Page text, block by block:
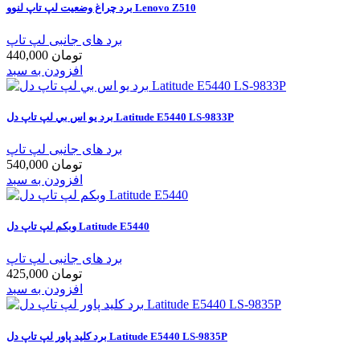
برد چراغ وضعیت لپ تاپ لنوو Lenovo Z510
برد های جانبی لپ تاپ
440,000 تومان
افزودن به سبد
برد يو اس بي لپ تاپ دل Latitude E5440 LS-9833P
برد های جانبی لپ تاپ
540,000 تومان
افزودن به سبد
وبکم لپ تاپ دل Latitude E5440
برد های جانبی لپ تاپ
425,000 تومان
افزودن به سبد
برد کلید پاور لپ تاپ دل Latitude E5440 LS-9835P